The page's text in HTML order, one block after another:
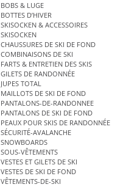
BOBS & LUGE
BOTTES D’HIVER
SKISOCKEN & ACCESSOIRES
SKISOCKEN
CHAUSSURES DE SKI DE FOND
COMBINAISONS DE SKI
FARTS & ENTRETIEN DES SKIS
GILETS DE RANDONNÉE
JUPES TOTAL
MAILLOTS DE SKI DE FOND
PANTALONS-DE-RANDONNEE
PANTALONS DE SKI DE FOND
PEAUX POUR SKIS DE RANDONNÉE
SÉCURITÉ-AVALANCHE
SNOWBOARDS
SOUS-VÊTEMENTS
VESTES ET GILETS DE SKI
VESTES DE SKI DE FOND
VÊTEMENTS-DE-SKI